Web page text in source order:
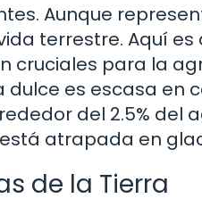
Aunque
terrestre. Aquí
cruciales para la
dulce es escasa
del 2.5% del
atrapada en
de la Tierra